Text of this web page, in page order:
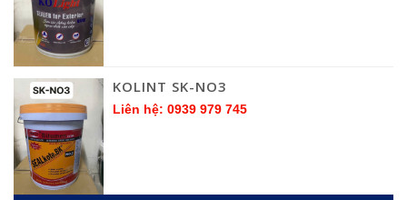
KOLINT SK-NO3
Liên hệ: 0939 979 745